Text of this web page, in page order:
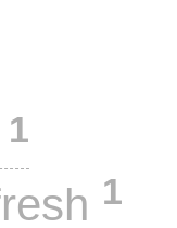
1
1